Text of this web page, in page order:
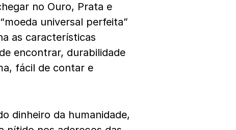
no Ouro, Prata e
universal perfeita”
as características
encontrar, durabilidade
fácil de contar e
dinheiro da humanidade,